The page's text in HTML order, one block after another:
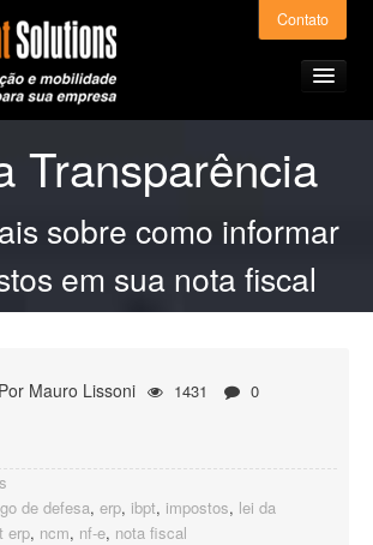
Contato
Transparência
sobre como informar
em sua nota fiscal
Por Mauro Lissoni 1431 0
de defesa, erp, ibpt, impostos, lei da
erp, ncm, nf-e, nota fiscal